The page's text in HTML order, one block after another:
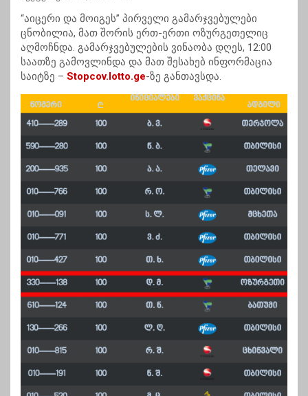
“აიცერი და მოიგეს” პირველი გამარჯვებულები
ცნობილია, მათ შორის ერთ-ერთი ოზურგეთელიც
აღმოჩნდა. გამარჯვებულების ვინაობა დღეს, 12:00
საათზე გამოვლინდა და მათ შესახებ ინფორმაცია
საიტზე – Stopcov.lotto.ge-ზე განთავსდა.